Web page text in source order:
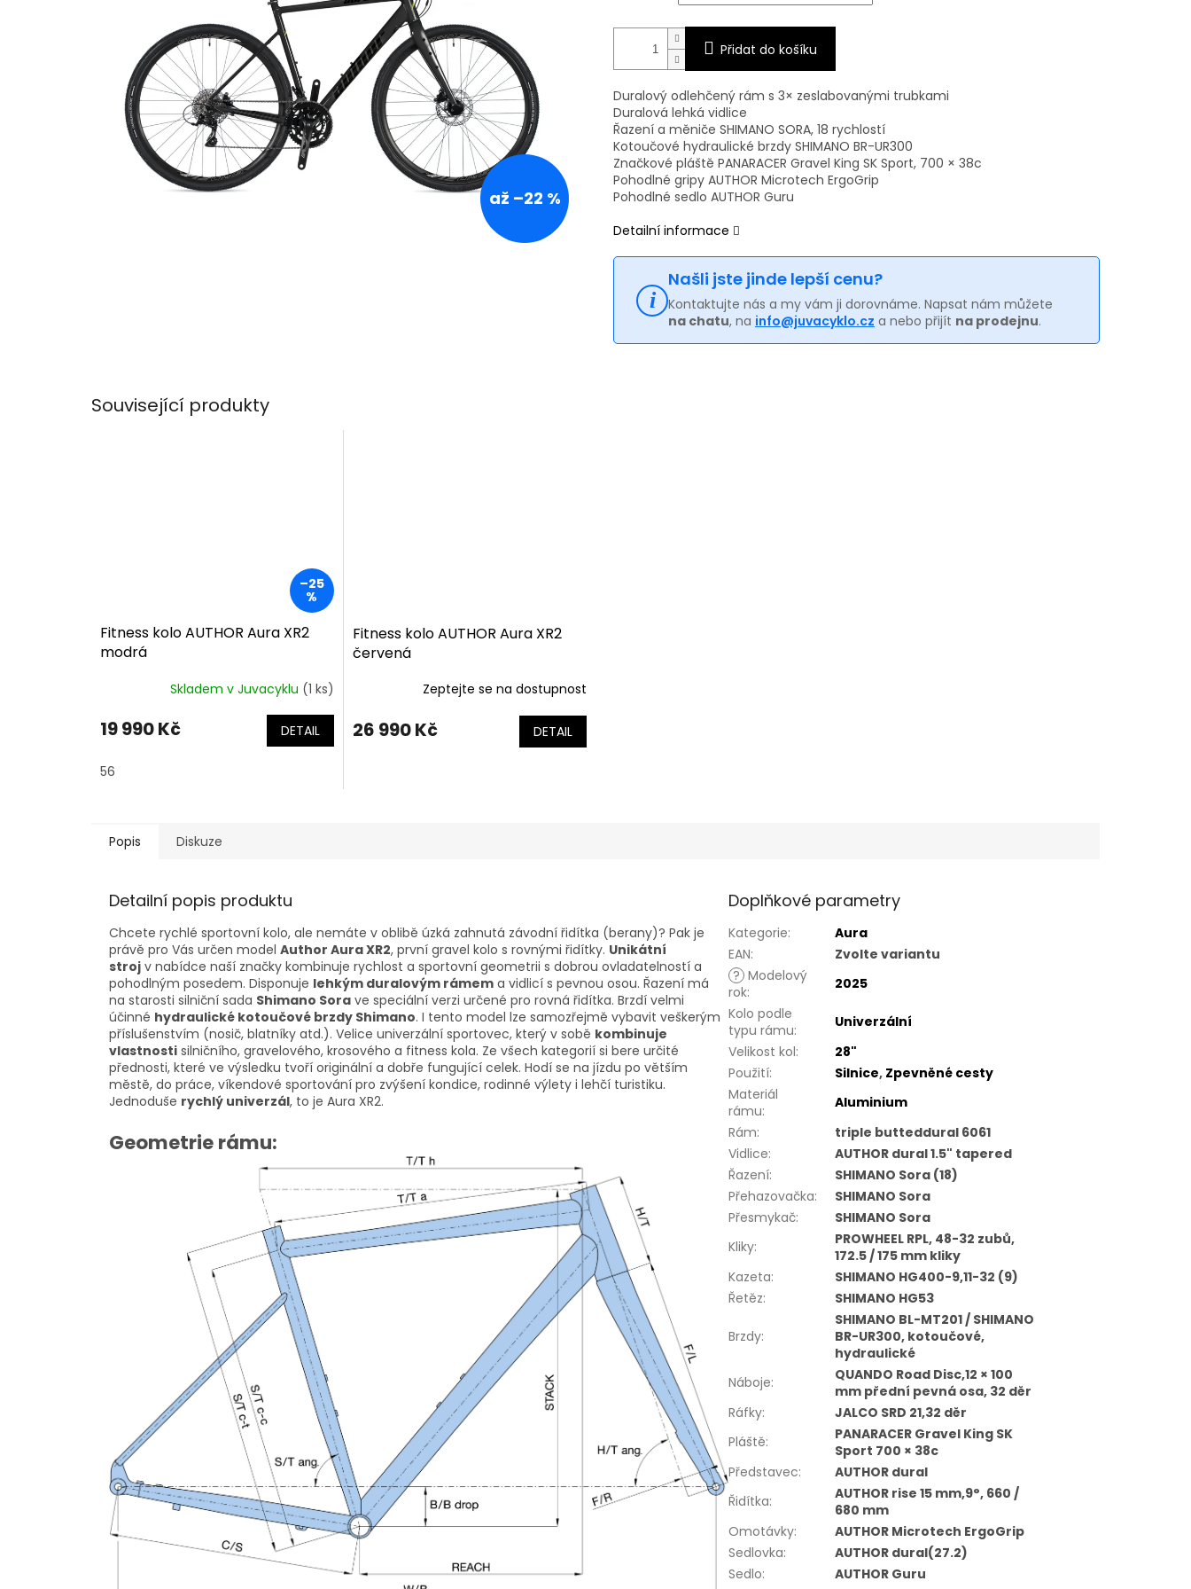
až –22 %
Přidat do košíku
Duralový odlehčený rám s 3× zeslabovanými trubkami
Duralová lehká vidlice
Řazení a měniče SHIMANO SORA, 18 rychlostí
Kotoučové hydraulické brzdy SHIMANO BR-UR300
Značkové pláště PANARACER Gravel King SK Sport, 700 × 38c
Pohodlné gripy AUTHOR Microtech ErgoGrip
Pohodlné sedlo AUTHOR Guru
Detailní informace
Našli jste jinde lepší cenu?
Kontaktujte nás a my vám ji dorovnáme. Napsat nám můžete
na chatu, na info@juvacyklo.cz a nebo přijít na prodejnu.
Související produkty
–25
%
Fitness kolo AUTHOR Aura XR2
modrá
Skladem v Juvacyklu (1 ks)
19 990 Kč DETAIL
56
Fitness kolo AUTHOR Aura XR2
červená
Zeptejte se na dostupnost
26 990 Kč DETAIL
Popis Diskuze
Detailní popis produktu
Chcete rychlé sportovní kolo, ale nemáte v oblibě úzká zahnutá závodní řidítka (berany)? Pak je
právě pro Vás určen model Author Aura XR2, první gravel kolo s rovnými řidítky. Unikátní
stroj v nabídce naší značky kombinuje rychlost a sportovní geometrii s dobrou ovladatelností a
pohodlným posedem. Disponuje lehkým duralovým rámem a vidlicí s pevnou osou. Řazení má
na starosti silniční sada Shimano Sora ve speciální verzi určené pro rovná řidítka. Brzdí velmi
účinné hydraulické kotoučové brzdy Shimano. I tento model lze samozřejmě vybavit veškerým
příslušenstvím (nosič, blatníky atd.). Velice univerzální sportovec, který v sobě kombinuje
vlastnosti silničního, gravelového, krosového a fitness kola. Ze všech kategorií si bere určité
přednosti, které ve výsledku tvoří originální a dobře fungující celek. Hodí se na jízdu po větším
městě, do práce, víkendové sportování pro zvýšení kondice, rodinné výlety i lehčí turistiku.
Jednoduše rychlý univerzál, to je Aura XR2.
Geometrie rámu:
Doplňkové parametry
Kategorie:
Aura
EAN:
Zvolte variantu
? Modelový
rok:
2025
Kolo podle
typu rámu:
Univerzální
Velikost kol:
28"
Použití: Silnice, Zpevněné cesty
Materiál
rámu:
Aluminium
Rám:
triple butteddural 6061
Vidlice:
AUTHOR dural 1.5" tapered
Řazení:
SHIMANO Sora (18)
Přehazovačka:
SHIMANO Sora
Přesmykač:
SHIMANO Sora
Kliky:
PROWHEEL RPL, 48-32 zubů,
172.5 / 175 mm kliky
Kazeta:
SHIMANO HG400-9,11-32 (9)
Řetěz: SHIMANO HG53
Brzdy:
SHIMANO BL-MT201 / SHIMANO
BR-UR300, kotoučové,
hydraulické
Náboje:
QUANDO Road Disc,12 × 100
mm přední pevná osa, 32 děr
Ráfky:
JALCO SRD 21,32 děr
Pláště:
PANARACER Gravel King SK
Sport 700 × 38c
Představec:
AUTHOR dural
Řidítka:
AUTHOR rise 15 mm,9°, 660 /
680 mm
Omotávky:
AUTHOR Microtech ErgoGrip
Sedlovka:
AUTHOR dural(27.2)
Sedlo: AUTHOR Guru